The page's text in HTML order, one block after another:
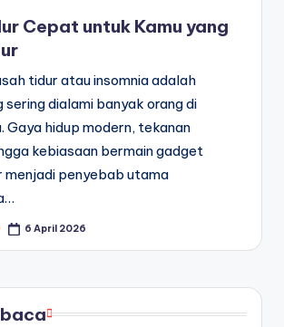
Cepat untuk Kamu yang
tidur atau insomnia adalah
sering dialami banyak orang di
Gaya hidup modern, tekanan
kebiasaan bermain gadget
menjadi penyebab utama
6 April 2026